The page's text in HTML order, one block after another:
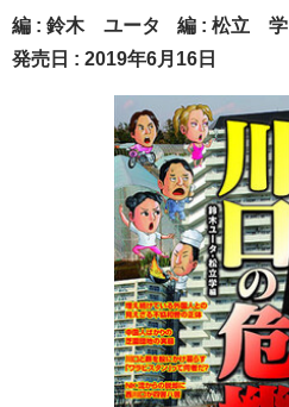
編 : 鈴木 ユータ 編 : 松立 学
発売日 : 2019年6月16日